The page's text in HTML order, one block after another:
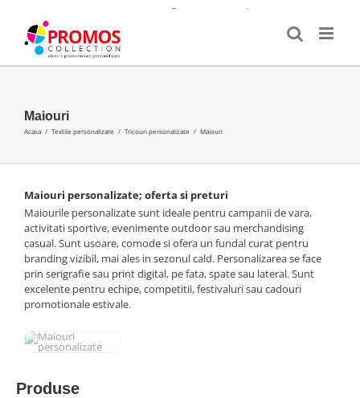
content
mail:
Maiouri
Acasa / Textile personalizate / Tricouri personalizate / Maiouri
Maiouri personalizate; oferta si preturi
Maiourile personalizate sunt ideale pentru campanii de vara,
activitati sportive, evenimente outdoor sau merchandising
casual. Sunt usoare, comode si ofera un fundal curat pentru
branding vizibil, mai ales in sezonul cald. Personalizarea se face
prin serigrafie sau print digital, pe fata, spate sau lateral. Sunt
excelente pentru echipe, competitii, festivaluri sau cadouri
promotionale estivale.
Produse